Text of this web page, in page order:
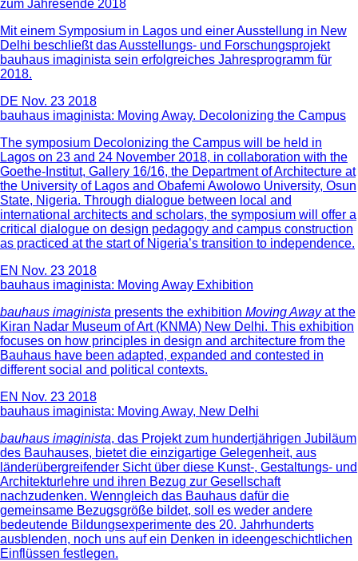
zum Jahresende 2018
Mit einem Symposium in Lagos und einer Ausstellung in New
Delhi beschließt das Ausstellungs- und Forschungsprojekt
bauhaus imaginista sein erfolgreiches Jahresprogramm für
2018.
DE Nov. 23 2018
bauhaus imaginista: Moving Away. Decolonizing the Campus
The symposium Decolonizing the Campus will be held in
Lagos on 23 and 24 November 2018, in collaboration with the
Goethe-Institut, Gallery 16/16, the Department of Architecture at
the University of Lagos and Obafemi Awolowo University, Osun
State, Nigeria. Through dialogue between local and
international architects and scholars, the symposium will offer a
critical dialogue on design pedagogy and campus construction
as practiced at the start of Nigeria’s transition to independence.
EN Nov. 23 2018
bauhaus imaginista: Moving Away Exhibition
bauhaus imaginista presents the exhibition Moving Awayat the
Kiran Nadar Museum of Art (KNMA) New Delhi. This exhibition
focuses on how principles in design and architecture from the
Bauhaus have been adapted, expanded and contested in
different social and political contexts.
EN Nov. 23 2018
bauhaus imaginista: Moving Away, New Delhi
bauhaus imaginista, das Projekt zum hundertjährigen Jubiläum
des Bauhauses, bietet die einzigartige Gelegenheit, aus
länderübergreifender Sicht über diese Kunst-, Gestaltungs- und
Architekturlehre und ihren Bezug zur Gesellschaft
nachzudenken. Wenngleich das Bauhaus dafür die
gemeinsame Bezugsgröße bildet, soll es weder andere
bedeutende Bildungsexperimente des 20. Jahrhunderts
ausblenden, noch uns auf ein Denken in ideengeschichtlichen
Einflüssen festlegen.